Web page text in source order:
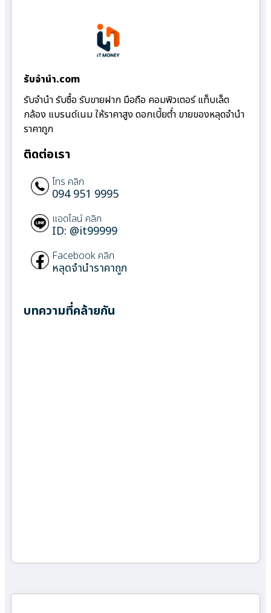
รับจํานํา.com
รับจำนำ รับซื้อ รับขายฝาก มือถือ คอมพิวเตอร์ แท็บเล็ต
กล้อง แบรนด์เนม ให้ราคาสูง ดอกเบี้ยต่ำ ขายของหลุดจำนำ
ราคาถูก
ติดต่อเรา
โทร คลิก
094 951 9995
แอดไลน์ คลิก
ID: @it99999
Facebook คลิก
หลุดจำนำราคาถูก
บทความที่คล้ายกัน